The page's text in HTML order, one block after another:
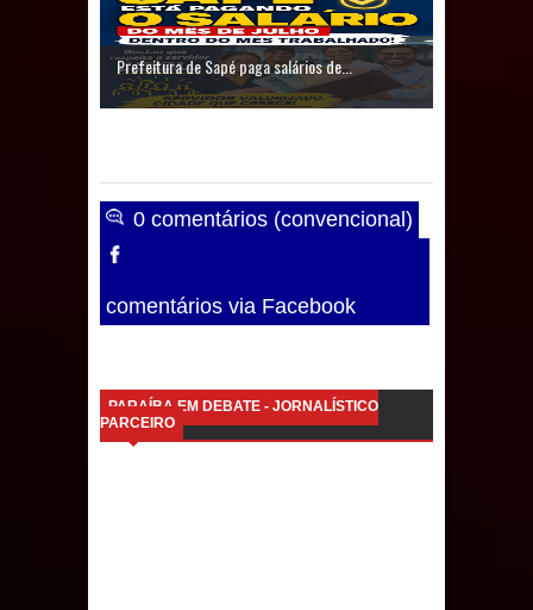
Caldas Brandão: IPMCB responde
questionamentos da vereadora
débitos históricos
Prefeitura de Sapé paga salários de...
0 comentários (convencional)
comentários via Facebook
PARAÍBA EM DEBATE - JORNALÍSTICO
PARCEIRO